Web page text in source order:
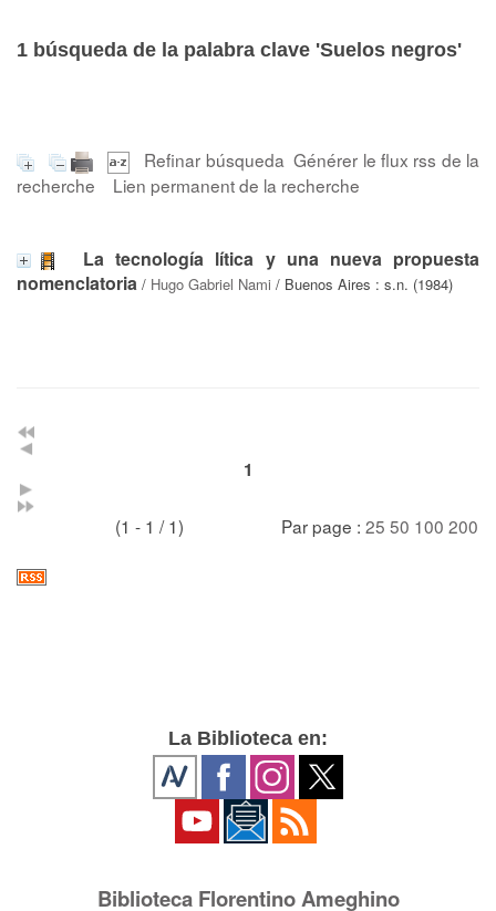
1 búsqueda de la palabra clave 'Suelos negros'
Refinar búsqueda Générer le flux rss de la
recherche
Lien permanent de la recherche
La tecnología lítica y una nueva propuesta
nomenclatoria / Hugo Gabriel Nami / Buenos Aires : s.n. (1984)
1
(1 - 1 / 1) Par page : 25 50 100 200
La Biblioteca en:
Biblioteca Florentino Ameghino